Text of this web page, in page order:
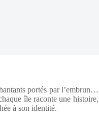
portés par l’embrun…
île raconte une histoire,
à son identité.